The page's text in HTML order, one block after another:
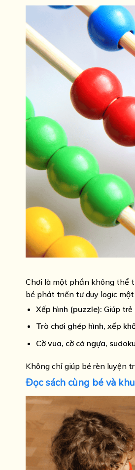
Chơi là một phần không thể
bé phát triển tư duy logic
Xếp hình (puzzle): Giúp
Trò chơi ghép hình, xếp
Cờ vua, cờ cá ngựa,
Không chỉ giúp bé rèn luyện
Đọc sách cùng bé và